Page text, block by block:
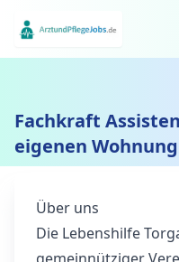
Fachkraft
eigenen
Über uns
Die Lebenshilfe